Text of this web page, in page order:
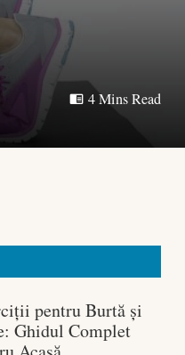
4 Mins Read
pentru Burtă și
Ghidul Complet